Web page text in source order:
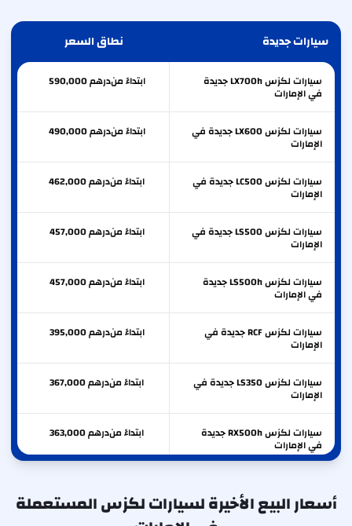
سيارات جديدة نطاق السعر
سيارات لكزس LX700h جديدة
في الإمارات
ابتداءً من 590,000درهم
سيارات لكزس LX600 جديدة في
الإمارات
ابتداءً من 490,000درهم
سيارات لكزس LC500 جديدة في
الإمارات
ابتداءً من 462,000درهم
سيارات لكزس LS500 جديدة في
الإمارات
ابتداءً من 457,000درهم
سيارات لكزس LS500h جديدة
في الإمارات
ابتداءً من 457,000درهم
سيارات لكزس RCF جديدة في
الإمارات
ابتداءً من 395,000درهم
سيارات لكزس LS350 جديدة في
الإمارات
ابتداءً من 367,000درهم
سيارات لكزس RX500h جديدة
في الإمارات
ابتداءً من 363,000درهم
الإمارات
أسعار البيع الأخيرة لسيارات لكزس المستعملة